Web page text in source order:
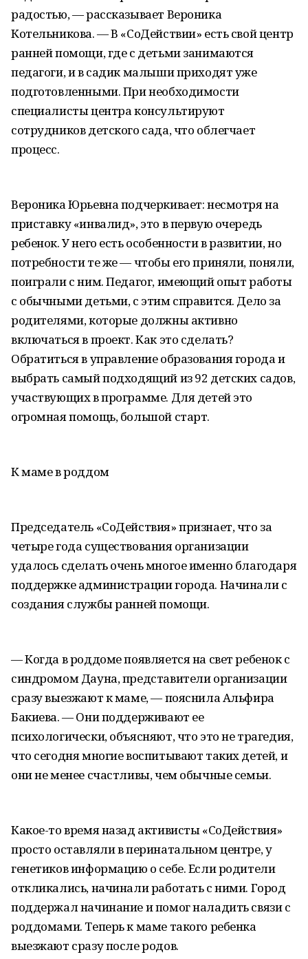
радостью, — рассказывает Вероника
Котельникова. — В «СоДействии» есть свой центр
ранней помощи, где с детьми занимаются
педагоги, и в садик малыши приходят уже
подготовленными. При необходимости
специалисты центра консультируют
сотрудников детского сада, что облегчает
процесс.
Вероника Юрьевна подчеркивает: несмотря на
приставку «инвалид», это в первую очередь
ребенок. У него есть особенности в развитии, но
потребности те же — чтобы его приняли, поняли,
поиграли с ним. Педагог, имеющий опыт работы
с обычными детьми, с этим справится. Дело за
родителями, которые должны активно
включаться в проект. Как это сделать?
Обратиться в управление образования города и
выбрать самый подходящий из 92 детских садов,
участвующих в программе. Для детей это
огромная помощь, большой старт.
К маме в роддом
Председатель «СоДействия» признает, что за
четыре года существования организации
удалось сделать очень многое именно благодаря
поддержке администрации города. Начинали с
создания службы ранней помощи.
— Когда в роддоме появляется на свет ребенок с
синдромом Дауна, представители организации
сразу выезжают к маме, — пояснила Альфира
Бакиева. — Они поддерживают ее
психологически, объясняют, что это не трагедия,
что сегодня многие воспитывают таких детей, и
они не менее счастливы, чем обычные семьи.
Какое-то время назад активисты «СоДействия»
просто оставляли в перинатальном центре, у
генетиков информацию о себе. Если родители
откликались, начинали работать с ними. Город
поддержал начинание и помог наладить связи с
роддомами. Теперь к маме такого ребенка
выезжают сразу после родов.